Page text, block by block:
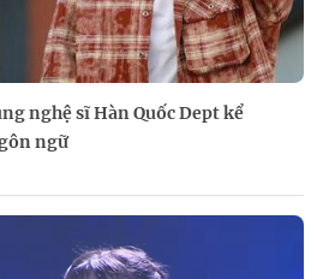
nghệ sĩ Hàn Quốc Dept kể
ngữ